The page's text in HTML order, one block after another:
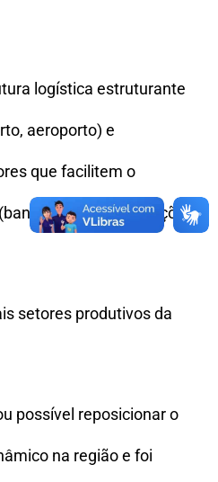
logística estruturante
aeroporto) e
que facilitem o
telecomunicações e
setores produtivos da
possível reposicionar o
na região e foi